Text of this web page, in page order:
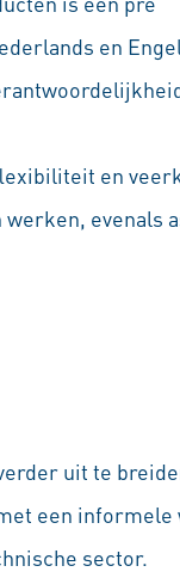
en
en
uit te
een
sector.